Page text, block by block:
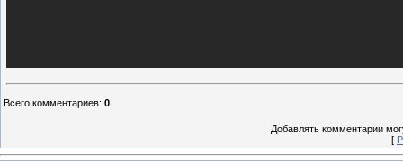
Всего комментариев: 0
Добавлять комментарии
[